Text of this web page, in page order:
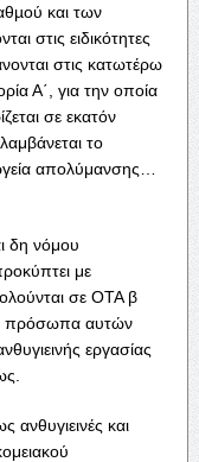
και των
στις ειδικότητες
στις κατωτέρω
Α΄, για την οποία
σε εκατόν
το
απολύμανσης…
δη νόμου
με
σε ΟΤΑ β
πρόσωπα αυτών
εργασίας
ανθυγιεινές και